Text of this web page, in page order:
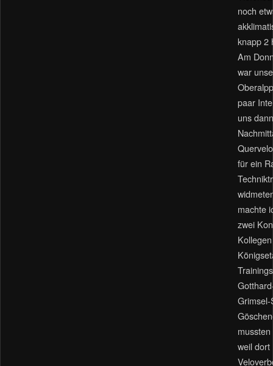
noch
knapp 2
Am
war
paar
uns
für ein
machte
zwei
weil dort